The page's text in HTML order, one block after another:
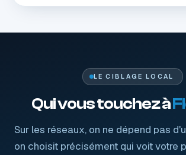
LE CIBLAGE LOCAL
Qui vous touchez à
Sur les réseaux, on ne dépend pas
on choisit précisément qui voit votre